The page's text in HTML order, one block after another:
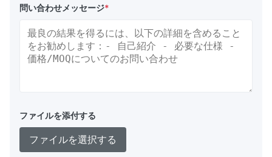
問い合わせメッセージ*
ファイルを添付する
ファイルを選択する